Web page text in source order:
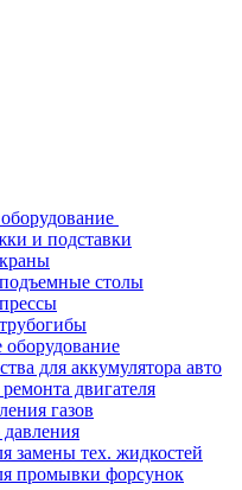
и подставки
столы
оборудование
для аккумулятора авто
двигателя
газов
замены тех. жидкостей
промывки форсунок